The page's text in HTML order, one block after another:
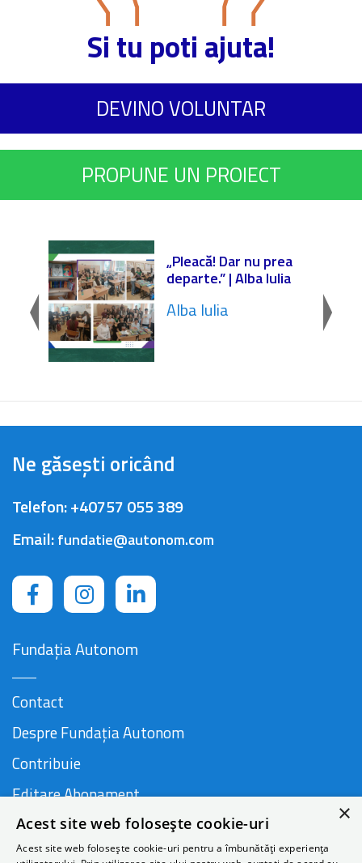
Si tu poti ajuta!
DEVINO VOLUNTAR
PROPUNE UN PROIECT
„Pleacă! Dar nu prea
departe.” | Alba Iulia
Alba Iulia
Ne găsești oricând
Telefon:+40757 055 389
Email:fundatie@autonom.com
Fundația Autonom
Contact
Despre Fundația Autonom
Contribuie
Editare Abonament
Cauză susținută de
×
Acest site web folosește cookie-uri
Acest site web folosește cookie-uri pentru a îmbunătăți experiența